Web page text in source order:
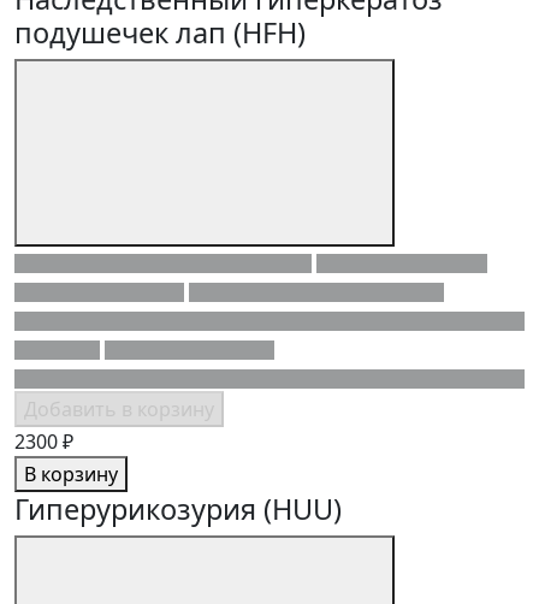
подушечек лап (HFH)
2300 ₽
В корзину
Гиперурикозурия (HUU)